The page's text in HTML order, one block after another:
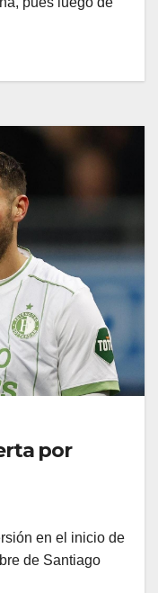
por
en el inicio de
de Santiago